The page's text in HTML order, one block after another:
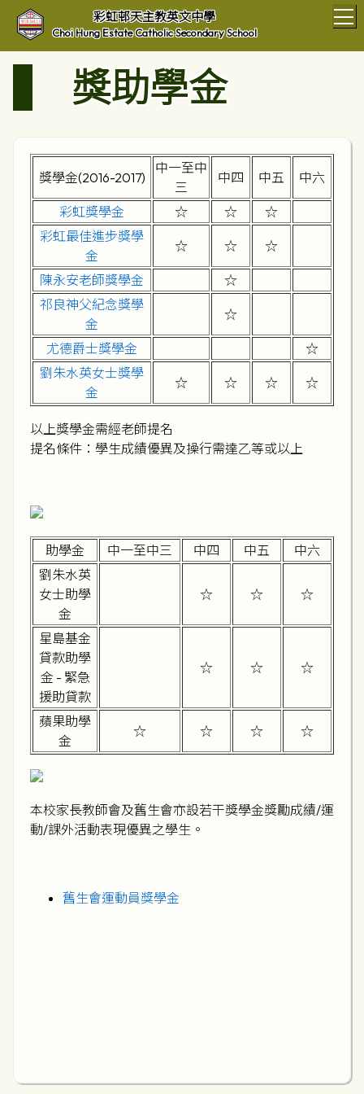
彩虹邨天主教英文中學
Choi Hung Estate Catholic Secondary School
獎助學金
獎學金(2016-2017)
中一至中
三
中四 中五 中六
彩虹獎學金 ☆ ☆
☆
彩虹最佳進步獎學
金
☆ ☆ ☆
陳永安老師獎學金
☆
祁良神父紀念獎學
金
☆
尤德爵士獎學金
☆
劉朱水英女士獎學
金
☆ ☆ ☆ ☆
以上獎學金需經老師提名
提名條件：學生成績優異及操行需達乙等或以上
助學金 中一至中三 中四 中五
中六
劉朱水英
女士助學
金
☆ ☆ ☆
星島基金
貸款助學
金 - 緊急
援助貸款
☆ ☆ ☆
蘋果助學
金
☆ ☆ ☆ ☆
本校家長教師會及舊生會亦設若干獎學金獎勵成績/運
動/課外活動表現優異之學生。
舊生會運動員獎學金